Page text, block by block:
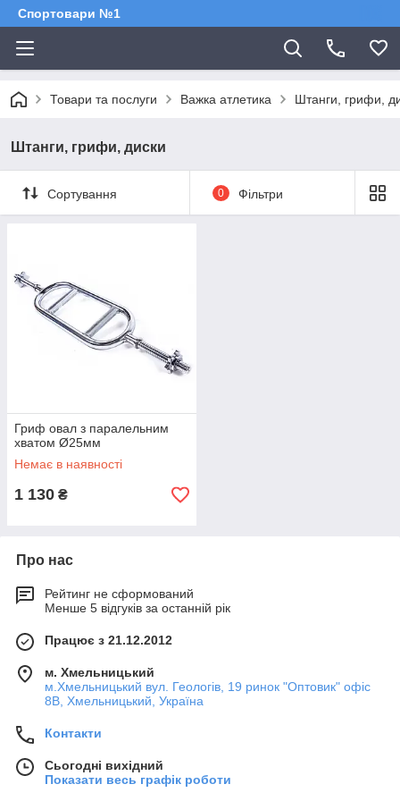
Спортовари №1
Товари та послуги Важка атлетика Штанги, грифи,
Штанги, грифи, диски
Сортування 0 Фільтри
Гриф овал з паралельним
хватом Ø25мм
Немає в наявності
1 130 ₴
Про нас
Рейтинг не сформований
Менше 5 відгуків за останній рік
Працює з 21.12.2012
м. Хмельницький
м.Хмельницький вул. Геологів, 19 ринок "Оптовик" офіс
8В, Хмельницький, Україна
Контакти
Сьогодні вихідний
Показати весь графік роботи